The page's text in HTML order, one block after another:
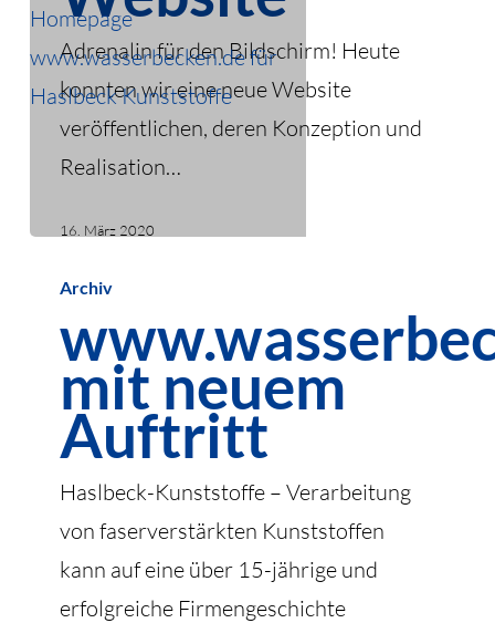
Adrenalin für den Bildschirm! Heute
konnten wir eine neue Website
veröffentlichen, deren Konzeption und
Realisation…
16. März 2020
neuem
Auftritt
Archiv
mit neuem
Auftritt
Haslbeck-Kunststoffe – Verarbeitung
von faserverstärkten Kunststoffen
kann auf eine über 15-jährige und
erfolgreiche Firmengeschichte